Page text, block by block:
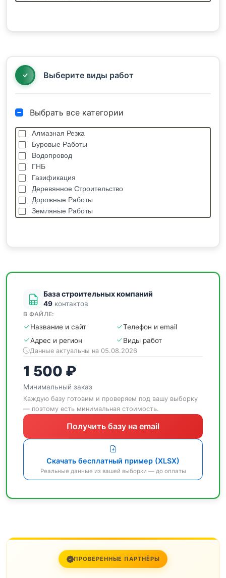
Выберите виды работ
Выбрать все категории
Алмазная Резка
Буровые Работы
Водопровод
ГНБ
Газификация
Деревянное Строительство
Дорожные Работы
Земляные Работы
База строительных компаний
49 контактов
В ФАЙЛЕ:
Название и сайт
Телефон и email
Адрес и регион
Виды работ
Данные актуальны на 05.08.2026
1 500 ₽
Минимальный заказ
Каждую базу готовим и проверяем под вашу выборку
— поэтому есть минимальная стоимость.
Получить базу на email
Скачать бесплатный пример (XLSX)
Реальные данные из вашей выборки — до оплаты
ПРОВЕРЕННЫЕ ПАРТНЁРЫ